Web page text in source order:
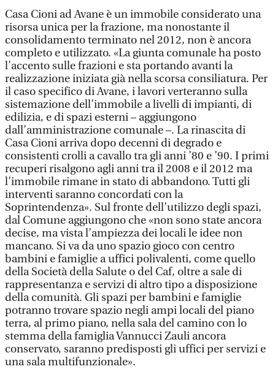
Casa Cioni ad Avane è un immobile considerato una
risorsa unica per la frazione, ma nonostante il
consolidamento terminato nel 2012, non è ancora
completo e utilizzato. «La giunta comunale ha posto
l’accento sulle frazioni e sta portando avanti la
realizzazione iniziata già nella scorsa consiliatura. Per
il caso specifico di Avane, i lavori verteranno sulla
sistemazione dell’immobile a livelli di impianti, di
edilizia, e di spazi esterni – aggiungono
dall’amministrazione comunale –. La rinascita di
Casa Cioni arriva dopo decenni di degrado e
consistenti crolli a cavallo tra gli anni ’80 e ’90. I primi
recuperi risalgono agli anni tra il 2008 e il 2012 ma
l’immobile rimane in stato di abbandono. Tutti gli
interventi saranno concordati con la
Soprintendenza». Sul fronte dell’utilizzo degli spazi,
dal Comune aggiungono che «non sono state ancora
decise, ma vista l’ampiezza dei locali le idee non
mancano. Si va da uno spazio gioco con centro
bambini e famiglie a uffici polivalenti, come quello
della Società della Salute o del Caf, oltre a sale di
rappresentanza e servizi di altro tipo a disposizione
della comunità. Gli spazi per bambini e famiglie
potranno trovare spazio negli ampi locali del piano
terra, al primo piano, nella sala del camino con lo
stemma della famiglia Vannucci Zauli ancora
conservato, saranno predisposti gli uffici per servizi e
una sala multifunzionale».